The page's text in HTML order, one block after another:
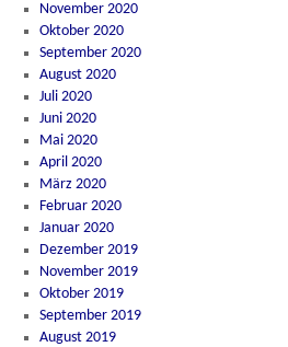
November 2020
Oktober 2020
September 2020
August 2020
Juli 2020
Juni 2020
Mai 2020
April 2020
März 2020
Februar 2020
Januar 2020
Dezember 2019
November 2019
Oktober 2019
September 2019
August 2019